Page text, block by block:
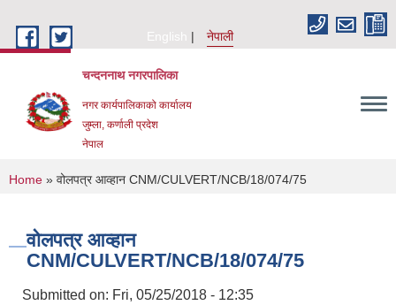
English
नेपाली
चन्दननाथ नगरपालिका
नगर कार्यपालिकाको कार्यालय
जुम्ला, कर्णाली प्रदेश
नेपाल
You are here
Home » वोलपत्र आव्हान CNM/CULVERT/NCB/18/074/75
वोलपत्र आव्हान
CNM/CULVERT/NCB/18/074/75
Submitted on: Fri, 05/25/2018 - 12:35